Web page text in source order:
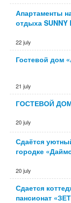
Апартаменты
отдыха SUNNY
22 july
Гостевой дом
21 july
ГОСТЕВОЙ
20 july
Сдаётся
городке
20 july
Сдается
пансионат